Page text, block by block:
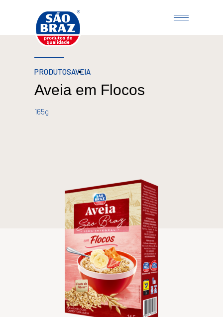
PRODUTOSAVEIA
Aveia em Flocos
165g